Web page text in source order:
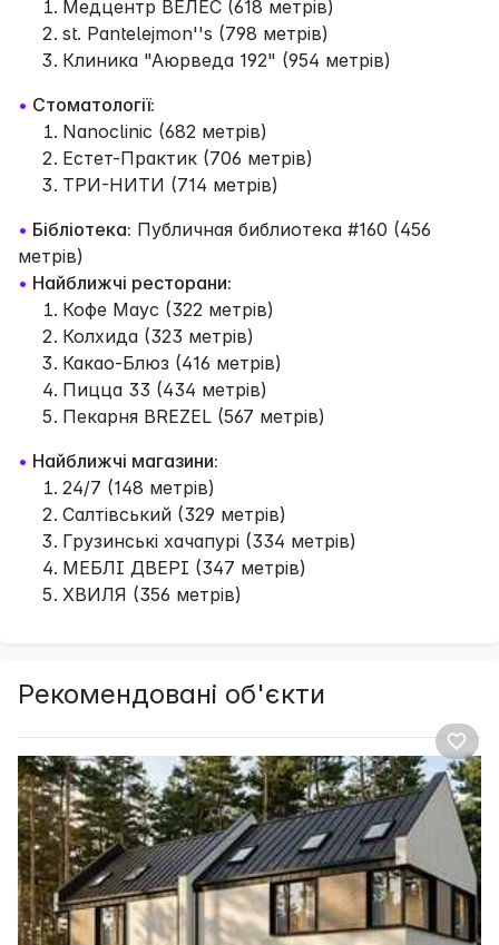
Медцентр ВЕЛЕС (618 метрів)
st. Pantelejmon''s (798 метрів)
Клиника "Аюрведа 192" (954 метрів)
• Стоматології:
Nanoclinic (682 метрів)
Естет-Практик (706 метрів)
ТРИ-НИТИ (714 метрів)
• Бібліотека: Публичная библиотека #160 (456
метрів)
• Найближчі ресторани:
Кофе Маус (322 метрів)
Колхида (323 метрів)
Какао-Блюз (416 метрів)
Пицца 33 (434 метрів)
Пекарня BREZEL (567 метрів)
• Найближчі магазини:
24/7 (148 метрів)
Салтівський (329 метрів)
Грузинські хачапурі (334 метрів)
МЕБЛІ ДВЕРІ (347 метрів)
ХВИЛЯ (356 метрів)
Рекомендовані об'єкти